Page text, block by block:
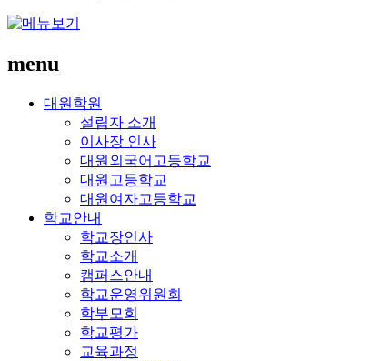
menu
대원학원
설립자 소개
이사장 인사
대원외국어고등학교
대원고등학교
대원여자고등학교
학교안내
학교장인사
학교소개
캠퍼스안내
학교운영위원회
학부모회
학교평가
교육과정